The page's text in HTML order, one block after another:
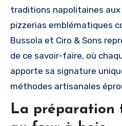
traditions napolitaines
pizzerias emblématiques
Bussola et Ciro & Sons
de ce savoir-faire, où
apporte sa signature
méthodes artisanales
La préparation